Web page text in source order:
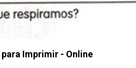
Imprimir - Online